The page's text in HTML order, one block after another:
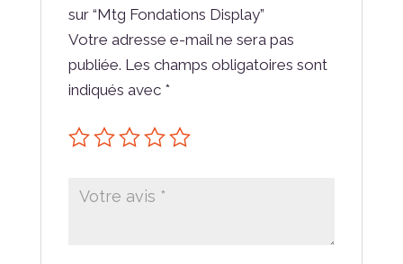
sur “Mtg Fondations Display”
Votre adresse e-mail ne sera pas
publiée. Les champs obligatoires sont
indiqués avec *